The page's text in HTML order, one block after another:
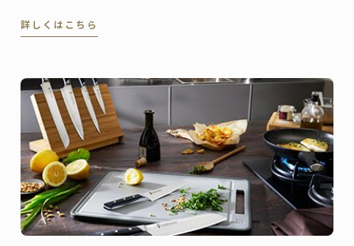
てをしながら、自宅でこの教室を主宰しているのが池
詳しくはこちら